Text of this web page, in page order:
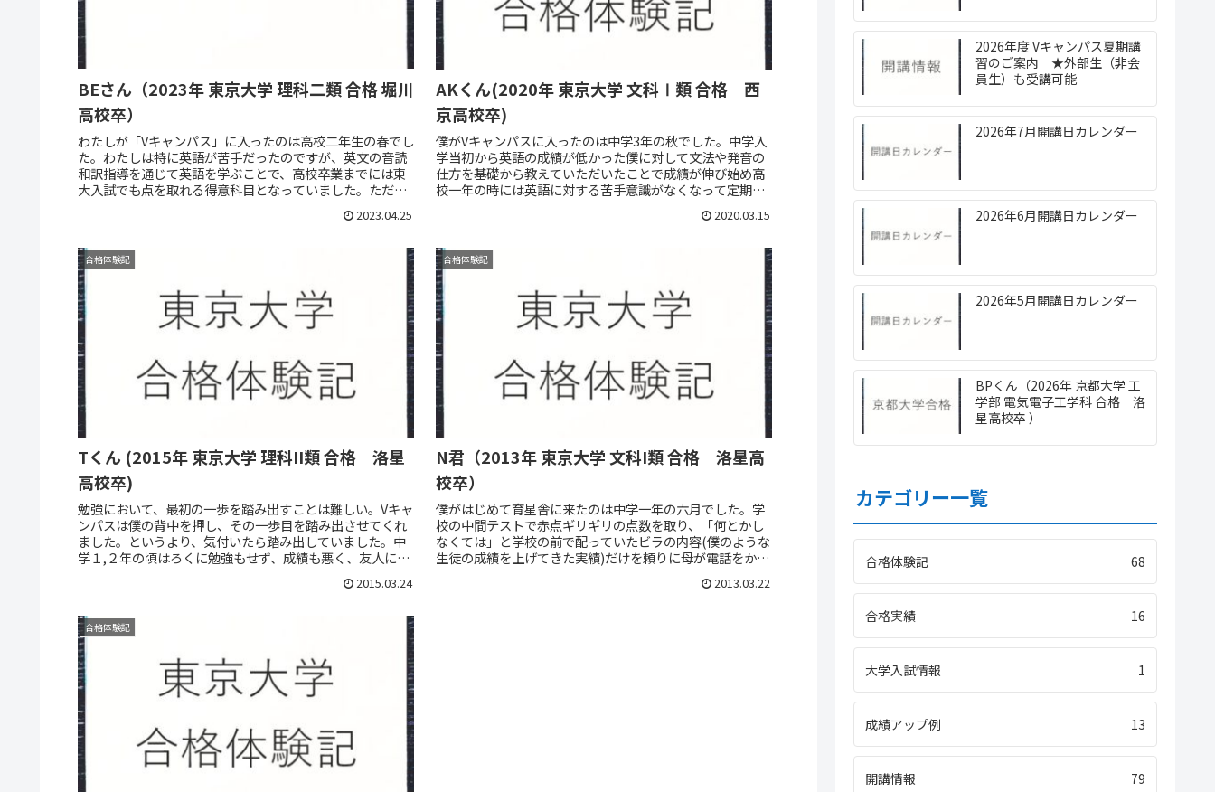
BEさん（2023年 東京大学 理科二類 合格 堀川
高校卒）
わたしが「Vキャンパス」に入ったのは高校二年生の春でし
た。わたしは特に英語が苦手だったのですが、英文の音読
和訳指導を通じて英語を学ぶことで、高校卒業までには東
大入試でも点を取れる得意科目となっていました。ただ文
2023.04.25
AKくん(2020年 東京大学 文科Ⅰ類 合格 西
京高校卒)
僕がVキャンパスに入ったのは中学3年の秋でした。中学入
学当初から英語の成績が低かった僕に対して文法や発音の
仕方を基礎から教えていただいたことで成績が伸び始め高
校一年の時には英語に対する苦手意識がなくなって定期テ
2020.03.15
合格体験記
Tくん (2015年 東京大学 理科II類 合格 洛星
高校卒)
勉強において、最初の一歩を踏み出すことは難しい。Vキャ
ンパスは僕の背中を押し、その一歩目を踏み出させてくれ
ました。というより、気付いたら踏み出していました。中
学１,２年の頃はろくに勉強もせず、成績も悪く、友人に馬
2015.03.24
合格体験記
N君（2013年 東京大学 文科I類 合格 洛星高
校卒）
僕がはじめて育星舎に来たのは中学一年の六月でした。学
校の中間テストで赤点ギリギリの点数を取り、「何とかし
なくては」と学校の前で配っていたビラの内容(僕のような
生徒の成績を上げてきた実績)だけを頼りに母が電話をかけ
2013.03.22
合格体験記
2026年度 Vキャンパス夏期講
習のご案内 ★外部生（非会
員生）も受講可能
2026年7月開講日カレンダー
2026年6月開講日カレンダー
2026年5月開講日カレンダー
BPくん（2026年 京都大学 工
学部 電気電子工学科 合格 洛
星高校卒 ）
カテゴリー一覧
合格体験記 68
合格実績 16
大学入試情報 1
成績アップ例 13
開講情報 79